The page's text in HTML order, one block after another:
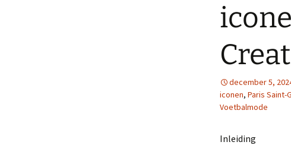
december 5,
iconen, Paris Saint-
Voetbalmode
Inleiding